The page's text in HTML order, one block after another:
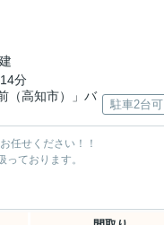
分
（高知市）」バ
駐車2台可
任せください！！
ております。